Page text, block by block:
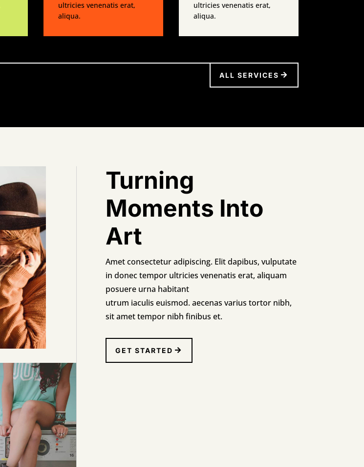
ultricies venenatis erat,
aliqua.
ultricies venenatis erat,
aliqua.
ALL SERVICES
Turning
Moments Into
Art
Amet consectetur adipiscing. Elit dapibus, vulputate
in donec tempor ultricies venenatis erat, aliquam
posuere urna habitant
utrum iaculis euismod. aecenas varius tortor nibh,
sit amet tempor nibh finibus et.
GET STARTED